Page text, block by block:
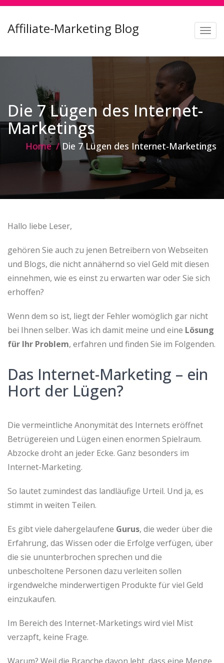
Affiliate-Marketing Blog
T
e
v
t
Die 7 Lügen des Internet-
Marketings
Home Die 7 Lügen des Internet-Marketings
Hallo liebe Leser,
gehören Sie auch zu jenen Betreibern von Webseiten
und Blogs, die nicht annähernd so viel Geld mit diesen
einnehmen, wie es einst zu erwarten war oder Sie sich
erhoffen?
Wenn dem so ist, liegt der Fehler womöglich gar nicht
bei Ihnen selber. Was ich damit meine und eine Lösung
für Ihr Problem, erfahren und finden Sie im Folgenden.
Das Internet-Marketing – ein
Hort der Lügen?
Die vermeintliche Anonymität des Internets eröffnet
Betrügereien und Lügen einen enormen Spielraum.
Abzocke droht an jeder Ecke. Ganz besonders im
Internet-Marketing.
So lautet zumindest das landläufige Urteil. Und ja, es
stimmt in weiten Teilen.
Es gibt viele dahergelaufene Gurus, die weder über die
Erfahrung, das Wissen oder die Erfolge verfügen, über
die sie ununterbrochen sprechen und die
unbescholtene Personen dazu verleiten sollen
irgendwelche minderwertigen Produkte für viel Geld
einzukaufen.
Im Bereich des Internet-Marketings wird viel Mist
verzapft, keine Frage.
Warum? Weil die Branche davon lebt, dass eine Menge